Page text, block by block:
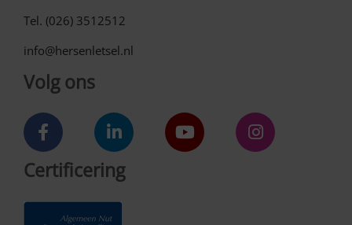
Tel. (026) 3512512
info@hersenletsel.nl
Volg ons
Certificering